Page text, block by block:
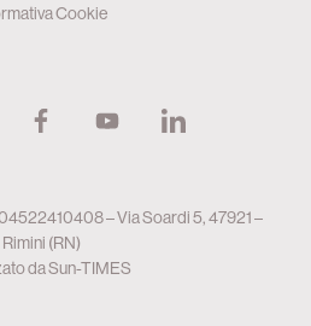
Cookie
– Via Soardi 5, 47921 –
Rimini (RN)
daSun-TIMES